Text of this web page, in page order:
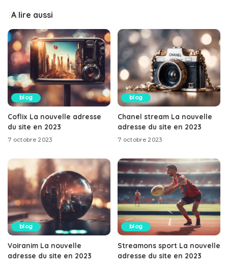
A lire aussi
blog
Coflix La nouvelle adresse
du site en 2023
7 octobre 2023
blog
Chanel stream La nouvelle
adresse du site en 2023
7 octobre 2023
blog
Voiranim La nouvelle
adresse du site en 2023
blog
Streamons sport La nouvelle
adresse du site en 2023